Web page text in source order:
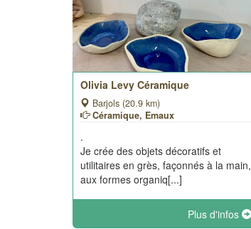
Olivia Levy Céramique
Barjols (20.9 km)
Céramique, Emaux
.
Je crée des objets décoratifs et
utilitaires en grès, façonnés à la main,
aux formes organiq[...]
Plus d'infos